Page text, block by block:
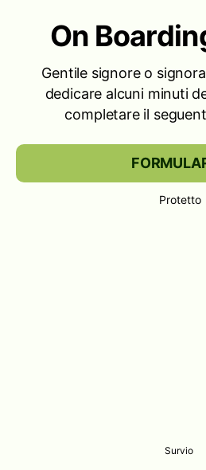
On
Gentile signore o
dedicare alcuni minuti
completare il
Protetto
Survio